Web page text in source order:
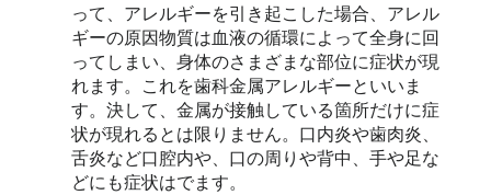
って、アレルギーを引き起こした場合、アレル
ギーの原因物質は血液の循環によって全身に回
ってしまい、身体のさまざまな部位に症状が現
れます。これを歯科金属アレルギーといいま
す。決して、金属が接触している箇所だけに症
状が現れるとは限りません。口内炎や歯肉炎、
舌炎など口腔内や、口の周りや背中、手や足な
どにも症状はでます。